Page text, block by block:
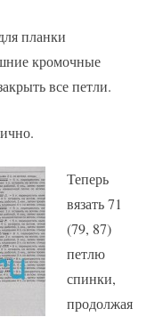
планки
кромочные
все петли.
Теперь
вязать 71
(79, 87)
петлю
спинки,
продолжая